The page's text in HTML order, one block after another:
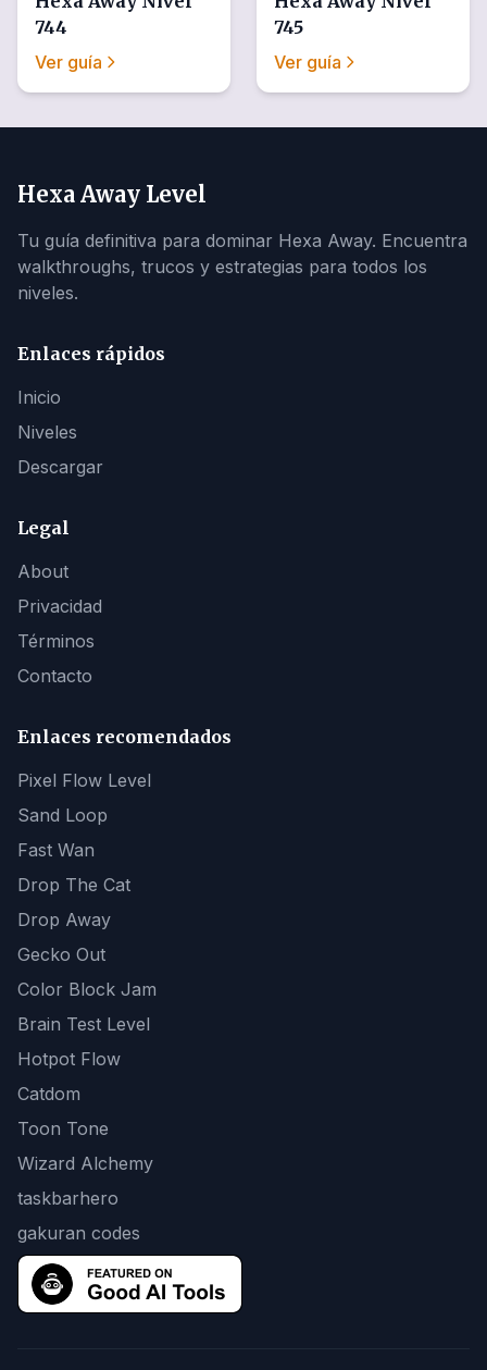
744
Ver guía
745
Ver guía
Hexa Away Level
Tu guía definitiva para dominar Hexa Away. Encuentra
walkthroughs, trucos y estrategias para todos los
niveles.
Enlaces rápidos
Inicio
Niveles
Descargar
Legal
About
Privacidad
Términos
Contacto
Enlaces recomendados
Pixel Flow Level
Sand Loop
Fast Wan
Drop The Cat
Drop Away
Gecko Out
Color Block Jam
Brain Test Level
Hotpot Flow
Catdom
Toon Tone
Wizard Alchemy
taskbarhero
gakuran codes